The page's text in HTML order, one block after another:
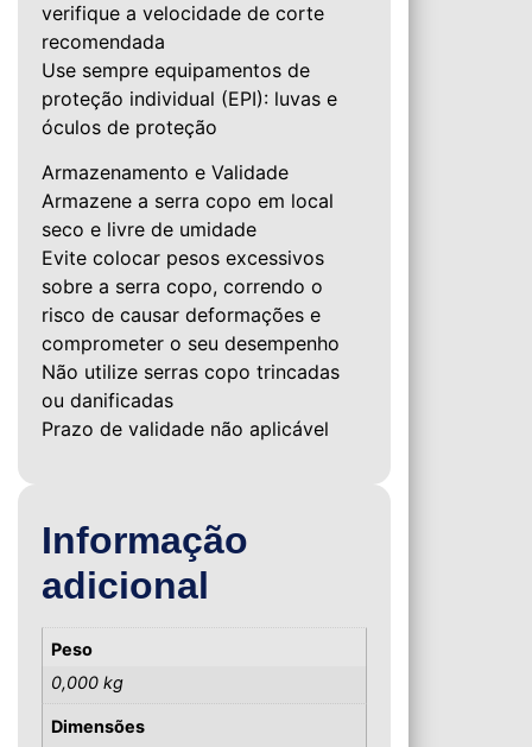
verifique a velocidade de corte
recomendada
Use sempre equipamentos de
proteção individual (EPI): luvas e
óculos de proteção
Armazenamento e Validade
Armazene a serra copo em local
seco e livre de umidade
Evite colocar pesos excessivos
sobre a serra copo, correndo o
risco de causar deformações e
comprometer o seu desempenho
Não utilize serras copo trincadas
ou danificadas
Prazo de validade não aplicável
Informação
adicional
Peso
0,000 kg
Dimensões